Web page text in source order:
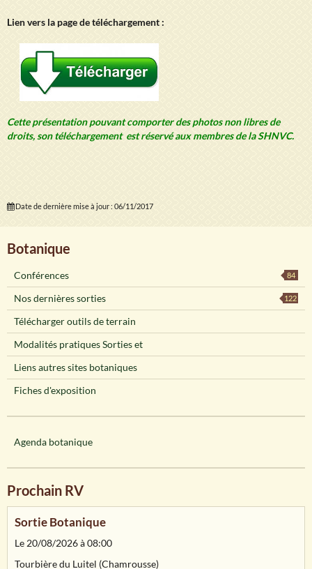
Lien vers la page de téléchargement :
Cette présentation pouvant comporter des photos non libres de
droits, son téléchargement est réservé aux membres de la SHNVC.
Date de dernière mise à jour : 06/11/2017
Botanique
Conférences 84
Nos dernières sorties 122
Télécharger outils de terrain
Modalités pratiques Sorties et
Liens autres sites botaniques
Fiches d'exposition
Agenda botanique
Prochain RV
Sortie Botanique
Le 20/08/2026à 08:00
Tourbière du Luitel (Chamrousse)